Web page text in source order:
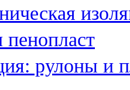
рулоны и